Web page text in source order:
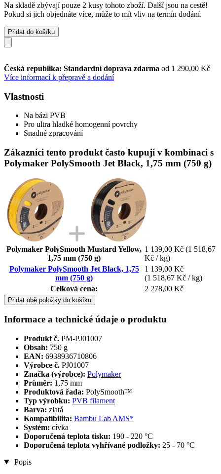
Na skladě zbývají pouze 2 kusy tohoto zboží. Další jsou na cestě!
Pokud si jich objednáte více, může to mít vliv na termín dodání.
Přidat do košíku
Česká republika: Standardní doprava zdarma od 1 290,00 Kč
Více informací k přepravě a dodání
Vlastnosti
Na bázi PVB
Pro ultra hladké homogenní povrchy
Snadné zpracování
Zákazníci tento produkt často kupují v kombinaci s
Polymaker PolySmooth Jet Black, 1,75 mm (750 g)
Polymaker PolySmooth Mustard Yellow,
1,75 mm (750 g)
1 139,00 Kč (1 518,67
Kč / kg)
Polymaker PolySmooth Jet Black, 1,75
mm (750 g)
1 139,00 Kč
(1 518,67 Kč / kg)
Celková cena:
2 278,00 Kč
Přidat obě položky do košíku
Informace a technické údaje o produktu
Produkt č. PM-PJ01007
Obsah: 750 g
EAN: 6938936710806
Výrobce č. PJ01007
Značka (výrobce): Polymaker
Průměr: 1,75 mm
Produktová řada: PolySmooth™
Typ výrobku: PVB filament
Barva: zlatá
Kompatibilita: Bambu Lab AMS*
Systém: cívka
Doporučená teplota tisku: 190 - 220 °C
Doporučená teplota vyhřívané podložky: 25 - 70 °C
Popis